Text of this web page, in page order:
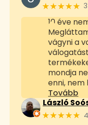
★★★★★
10 éve
vágyni a
mondja
enni, nem
Tovább
László
★★★★★